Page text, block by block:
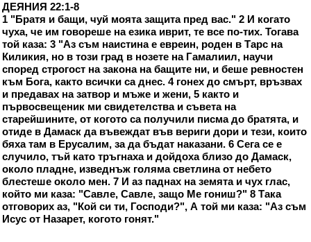
ДЕЯНИЯ 22:1-8
1 "Братя и бащи, чуй моята защита пред вас." 2 И когато
чуха, че им говореше на езика иврит, те все по-тих. Тогава
той каза: 3 "Аз съм наистина е евреин, роден в Тарс на
Киликия, но в този град в нозете на Гамалиил, научи
според строгост на закона на бащите ни, и беше ревностен
към Бога, както всички са днес. 4 гонех до смърт, връзвах
и предавах на затвор и мъже и жени, 5 както и
първосвещеник ми свидетелства и съвета на
старейшините, от когото са получили писма до братята, и
отиде в Дамаск да въвеждат във вериги дори и тези, които
бяха там в Ерусалим, за да бъдат наказани. 6 Сега се е
случило, тъй като тръгнаха и дойдоха близо до Дамаск,
около пладне, изведнъж голяма светлина от небето
блестеше около мен. 7 И аз паднах на земята и чух глас,
който ми каза: "Савле, Савле, защо Ме гониш?" 8 Така
отговорих аз, "Кой си ти, Господи?", А той ми каза: "Аз съм
Исус от Назарет, когото гонят."